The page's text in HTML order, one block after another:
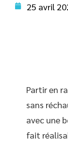
25 avril
Partir en
sans
avec une
fait